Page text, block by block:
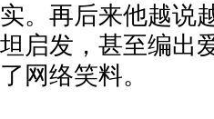
实。再后来他越说
坦启发，甚至编出
了网络笑料。